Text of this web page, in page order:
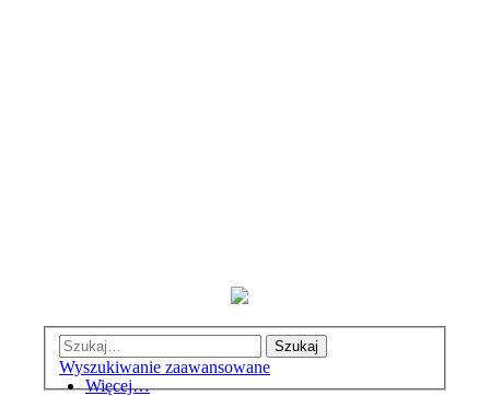
Szukaj
Wyszukiwanie zaawansowane
Więcej…